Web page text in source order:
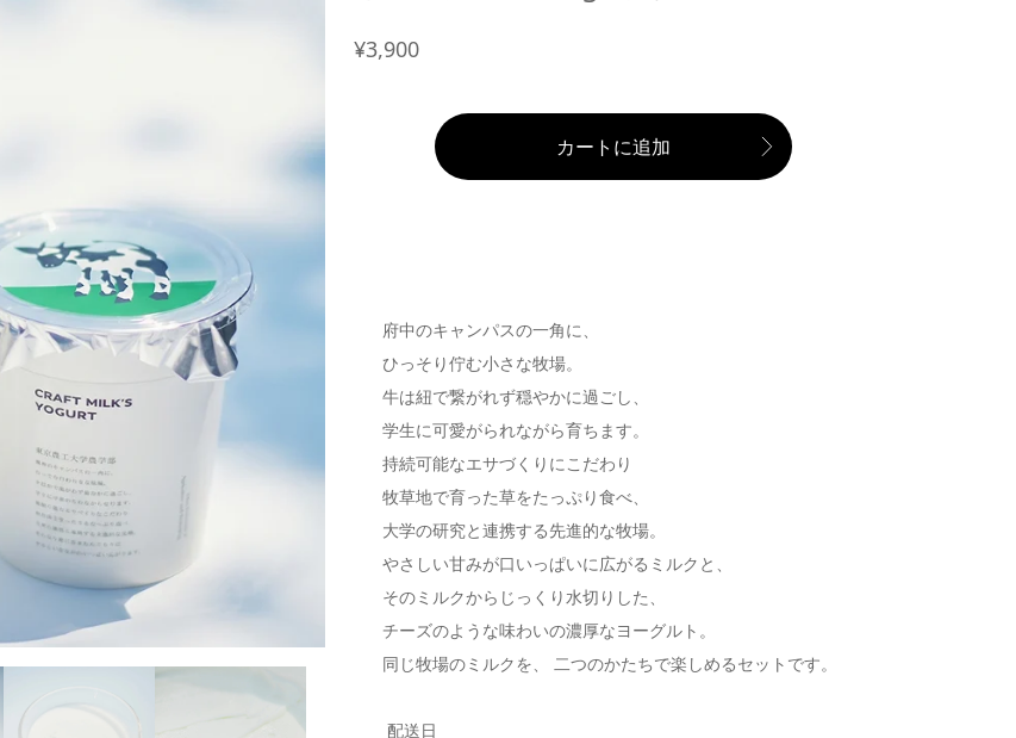
¥3,900
カートに追加
府中のキャンパスの一角に、
ひっそり佇む小さな牧場。
牛は紐で繋がれず穏やかに過ごし、
学生に可愛がられながら育ちます。
持続可能なエサづくりにこだわり
牧草地で育った草をたっぷり食べ、
大学の研究と連携する先進的な牧場。
やさしい甘みが口いっぱいに広がるミルクと、
そのミルクからじっくり水切りした、
チーズのような味わいの濃厚なヨーグルト。
同じ牧場のミルクを、 二つのかたちで楽しめるセットです。
配送日